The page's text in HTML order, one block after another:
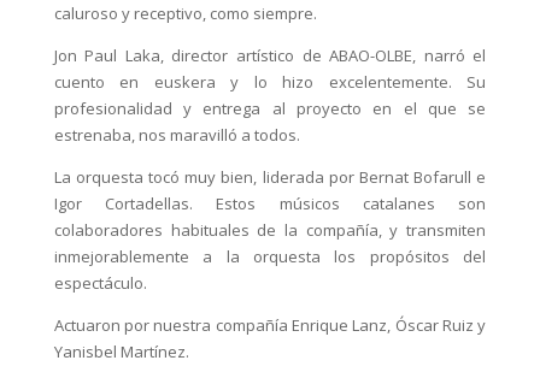
caluroso y receptivo, como siempre.
Jon Paul Laka, director artístico de ABAO-OLBE, narró el
cuento en euskera y lo hizo excelentemente. Su
profesionalidad y entrega al proyecto en el que se
estrenaba, nos maravilló a todos.
La orquesta tocó muy bien, liderada por Bernat Bofarull e
Igor Cortadellas. Estos músicos catalanes son
colaboradores habituales de la compañía, y transmiten
inmejorablemente a la orquesta los propósitos del
espectáculo.
Actuaron por nuestra compañía Enrique Lanz, Óscar Ruiz y
Yanisbel Martínez.